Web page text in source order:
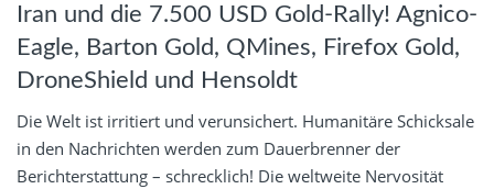
Iran und die 7.500 USD Gold-Rally! Agnico-
Eagle, Barton Gold, QMines, Firefox Gold,
DroneShield und Hensoldt
Die Welt ist irritiert und verunsichert. Humanitäre Schicksale
in den Nachrichten werden zum Dauerbrenner der
Berichterstattung – schrecklich! Die weltweite Nervosität